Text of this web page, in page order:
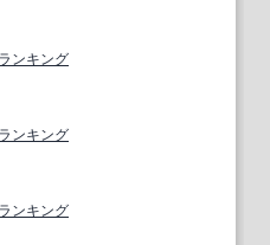
ランキング
ランキング
ランキング